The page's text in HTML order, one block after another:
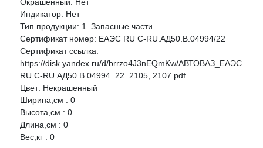
Индикатор: Нет
Тип продукции: 1. Запасные части
Сертификат номер: ЕАЭС RU C-RU.АД50.В.04994/22
Сертификат ссылка:
https://disk.yandex.ru/d/brrzo4J3nEQmKw/АВТОВАЗ_ЕАЭС
RU C-RU.АД50.В.04994_22_2105, 2107.pdf
Цвет: Некрашенный
Ширина,см : 0
Высота,см : 0
Длина,см : 0
Вес,кг : 0
НАЛИЧИЕ
ООО "ДЗС" Фонарь задний 2104 "ДЗС" правый
Артикул:
21040371601000
г.Воронеж,
проезд
1 шт.
Оцените товар:
Ваше имя
E-mail
Достоинства